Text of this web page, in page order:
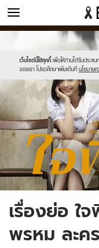
หนัง-ละคร
เว็บไซต์นี้ใช้คุกกี้ เพื่อให้ท่านได้รับประส
ของเรา โปรดศึกษาเพิ่มเติมที่ นโยบาย
//s.isanook.com/sr/0/
sanook.png
//s.isanook.com/mv/0/
update-
april.jpg
เรื่องย่อ ใ
พรหม ละค